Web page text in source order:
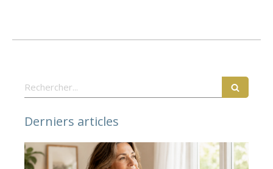
Rechercher
Derniers articles